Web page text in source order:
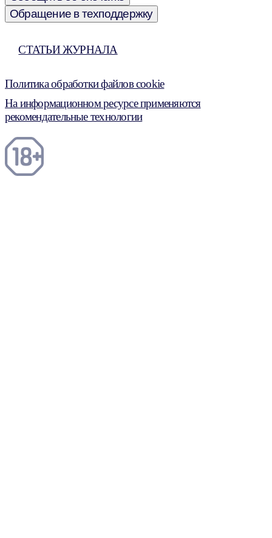
Обращение в техподдержку
СТАТЬИ ЖУРНАЛА
Политика обработки файлов cookie
На информационном ресурсе применяются
рекомендательные технологии